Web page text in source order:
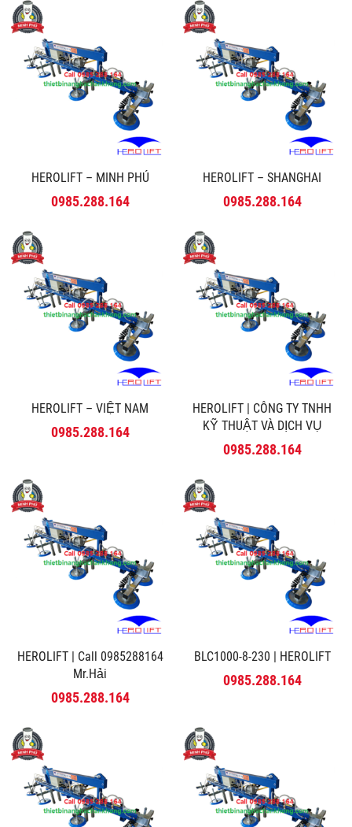
HEROLIFT – MINH PHÚ
0985.288.164
HEROLIFT – SHANGHAI
0985.288.164
HEROLIFT – VIỆT NAM
0985.288.164
HEROLIFT | CÔNG TY TNHH
KỸ THUẬT VÀ DỊCH VỤ
MINH PHÚ
0985.288.164
HEROLIFT | Call 0985288164
Mr.Hải
0985.288.164
BLC1000-8-230 | HEROLIFT
0985.288.164